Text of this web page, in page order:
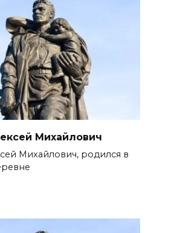
Михайлович
Михайлович, родился в